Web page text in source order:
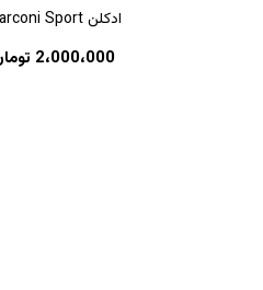
هیچ
ادکلن Marconi Sport
2،000،000